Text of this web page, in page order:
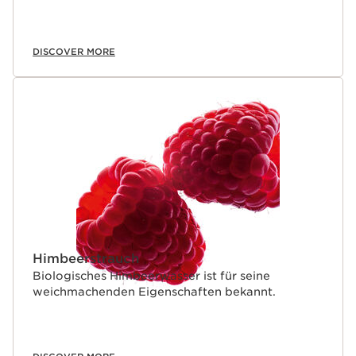
DISCOVER MORE
Himbeerstrauch
Biologisches Himbeerwasser ist für seine
weichmachenden Eigenschaften bekannt.